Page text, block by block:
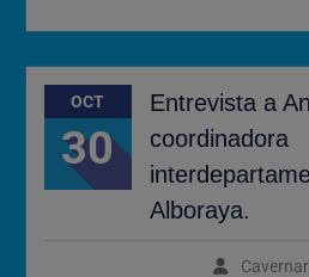
OCT
30
Entrevista a
coordinadora
Alboraya.